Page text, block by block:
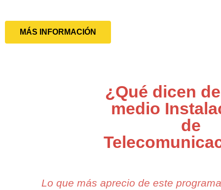
MÁS INFORMACIÓN
¿Qué dicen
medio
de
Lo que más aprecio de este